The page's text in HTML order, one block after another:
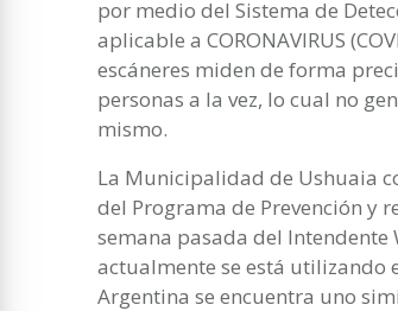
por medio del Sistema de
aplicable a CORONAVIRUS
escáneres miden de forma
personas a la vez, lo cual no
mismo.
La Municipalidad de Ushuaia
del Programa de Prevención y
semana pasada del
actualmente se está utilizando
Argentina se encuentra uno